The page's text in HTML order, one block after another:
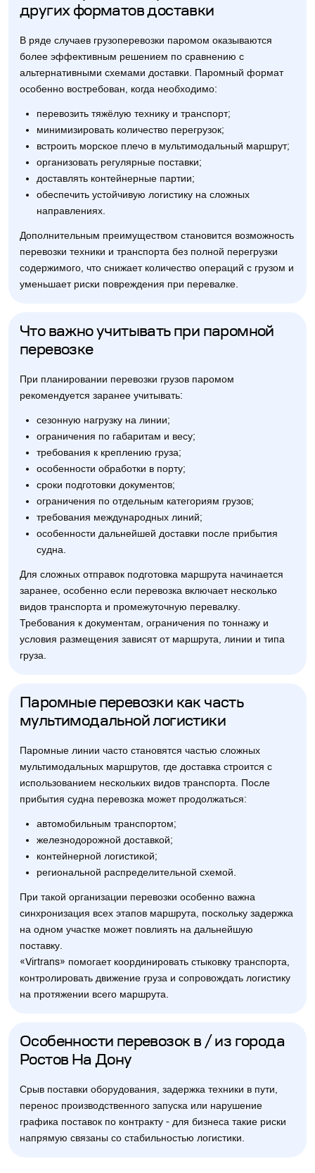
других форматов доставки
В ряде случаев грузоперевозки паромом оказываются
более эффективным решением по сравнению с
альтернативными схемами доставки. Паромный формат
особенно востребован, когда необходимо:
перевозить тяжёлую технику и транспорт;
минимизировать количество перегрузок;
встроить морское плечо в мультимодальный маршрут;
организовать регулярные поставки;
доставлять контейнерные партии;
обеспечить устойчивую логистику на сложных
направлениях.
Дополнительным преимуществом становится возможность
перевозки техники и транспорта без полной перегрузки
содержимого, что снижает количество операций с грузом и
уменьшает риски повреждения при перевалке.
Что важно учитывать при паромной
перевозке
При планировании перевозки грузов паромом
рекомендуется заранее учитывать:
сезонную нагрузку на линии;
ограничения по габаритам и весу;
требования к креплению груза;
особенности обработки в порту;
сроки подготовки документов;
ограничения по отдельным категориям грузов;
требования международных линий;
особенности дальнейшей доставки после прибытия
судна.
Для сложных отправок подготовка маршрута начинается
заранее, особенно если перевозка включает несколько
видов транспорта и промежуточную перевалку.
Требования к документам, ограничения по тоннажу и
условия размещения зависят от маршрута, линии и типа
груза.
Паромные перевозки как часть
мультимодальной логистики
Паромные линии часто становятся частью сложных
мультимодальных маршрутов, где доставка строится с
использованием нескольких видов транспорта. После
прибытия судна перевозка может продолжаться:
автомобильным транспортом;
железнодорожной доставкой;
контейнерной логистикой;
региональной распределительной схемой.
При такой организации перевозки особенно важна
синхронизация всех этапов маршрута, поскольку задержка
на одном участке может повлиять на дальнейшую
поставку.
«Virtrans» помогает координировать стыковку транспорта,
контролировать движение груза и сопровождать логистику
на протяжении всего маршрута.
Особенности перевозок в / из города
Ростов На Дону
Срыв поставки оборудования, задержка техники в пути,
перенос производственного запуска или нарушение
графика поставок по контракту - для бизнеса такие риски
напрямую связаны со стабильностью логистики.